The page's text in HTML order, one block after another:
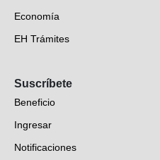
Economía
EH Trámites
EH Verifica
Fotogalerías
Deportes
Videos
Suscríbete
Beneficio
Ingresar
Notificaciones